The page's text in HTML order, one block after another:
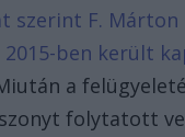
szerint F.
ben került
a
folytatott